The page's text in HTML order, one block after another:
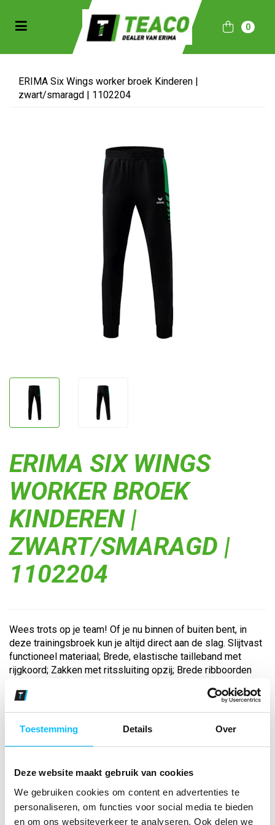
Toestemming Details Over
Deze website maakt gebruik van cookies
We gebruiken cookies om content en advertenties te
personaliseren, om functies voor social media te bieden
en om ons websiteverkeer te analyseren. Ook delen we
(Sportkleding)
(Collecties)
Toggle navigation 0
ERIMA Six Wings worker broek Kinderen |
zwart/smaragd | 1102204
ERIMA SIX WINGS
WORKER BROEK
KINDEREN |
ZWART/SMARAGD |
1102204
Wees trots op je team! Of je nu binnen of buiten bent, in
deze trainingsbroek kun je altijd direct aan de slag. Slijtvast
functioneel materiaal; Brede, elastische tailleband met
rijgkoord; Zakken met ritssluiting opzij; Brede ribboorden
Bekijk andere kleuren
zwart/smaragd
Aantal